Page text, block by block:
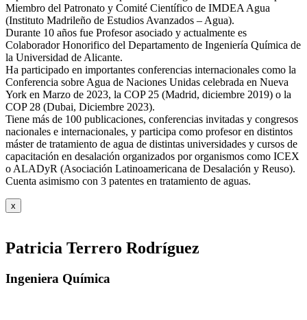
Miembro del Patronato y Comité Científico de IMDEA Agua
(Instituto Madrileño de Estudios Avanzados – Agua).
Durante 10 años fue Profesor asociado y actualmente es
Colaborador Honorifico del Departamento de Ingeniería Química de
la Universidad de Alicante.
Ha participado en importantes conferencias internacionales como la
Conferencia sobre Agua de Naciones Unidas celebrada en Nueva
York en Marzo de 2023, la COP 25 (Madrid, diciembre 2019) o la
COP 28 (Dubai, Diciembre 2023).
Tiene más de 100 publicaciones, conferencias invitadas y congresos
nacionales e internacionales, y participa como profesor en distintos
máster de tratamiento de agua de distintas universidades y cursos de
capacitación en desalación organizados por organismos como ICEX
o ALADyR (Asociación Latinoamericana de Desalación y Reuso).
Cuenta asimismo con 3 patentes en tratamiento de aguas.
x
Patricia Terrero Rodríguez
Ingeniera Química